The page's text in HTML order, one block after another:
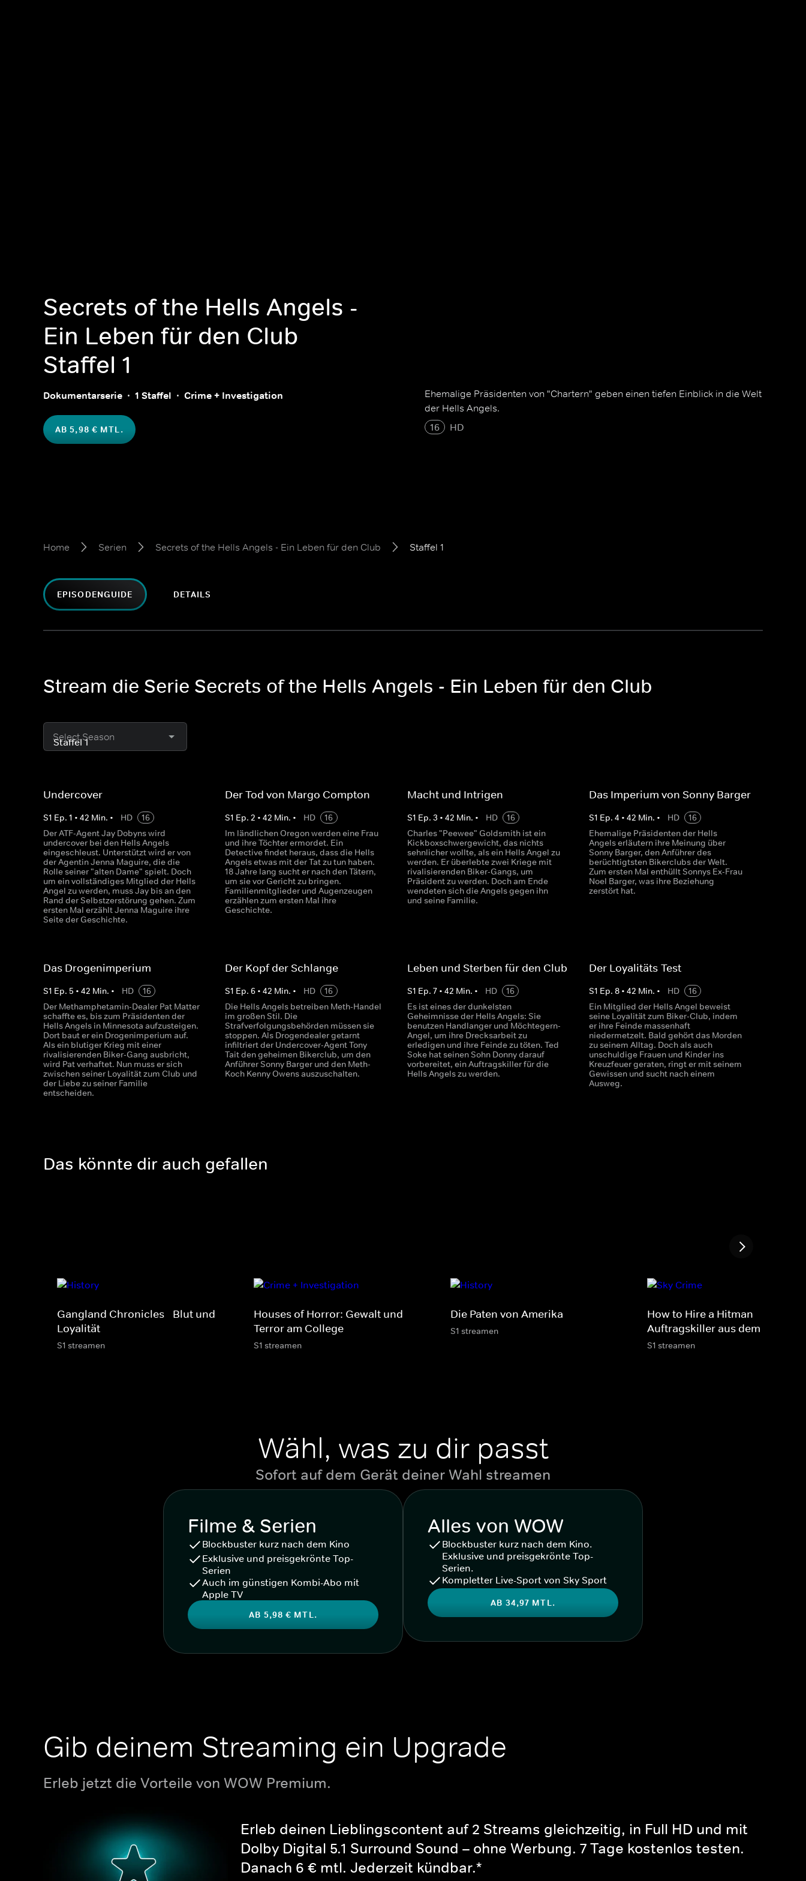
Secrets of the Hells Angels -
Ein Leben für den Club
Staffel 1
Dokumentarserie 1 Staffel Crime + Investigation
AB 5,98 € MTL.
Ehemalige Präsidenten von "Chartern" geben einen tiefen Einblick in die Welt
der Hells Angels.
16
HD
Home Serien Secrets of the Hells Angels - Ein Leben für den Club Staffel 1
EPISODENGUIDE DETAILS
Stream die Serie Secrets of the Hells Angels - Ein Leben für den Club
Select Season
Undercover
S1 Ep. 1 • 42 Min. • HD
16
Der ATF-Agent Jay Dobyns wird
undercover bei den Hells Angels
eingeschleust. Unterstützt wird er von
der Agentin Jenna Maguire, die die
Rolle seiner "alten Dame" spielt. Doch
um ein vollständiges Mitglied der Hells
Angel zu werden, muss Jay bis an den
Rand der Selbstzerstörung gehen. Zum
ersten Mal erzählt Jenna Maguire ihre
Seite der Geschichte.
Der Tod von Margo Compton
S1 Ep.2 •42 Min. • HD
16
Im ländlichen Oregon werden eine Frau
und ihre Töchter ermordet. Ein
Detective findet heraus, dass die Hells
Angels etwas mit der Tat zu tun haben.
18 Jahre lang sucht er nach den Tätern,
um sie vor Gericht zu bringen.
Familienmitglieder und Augenzeugen
erzählen zum ersten Mal ihre
Geschichte.
Macht und Intrigen
S1 Ep. 3 • 42 Min. • HD
16
Charles "Peewee" Goldsmith ist ein
Kickboxschwergewicht, das nichts
sehnlicher wollte, als ein Hells Angel zu
werden. Er überlebte zwei Kriege mit
rivalisierenden Biker-Gangs, um
Präsident zu werden. Doch am Ende
wendeten sich die Angels gegen ihn
und seine Familie.
Das Imperium von Sonny Barger
S1 Ep. 4 • 42 Min. • HD
16
Ehemalige Präsidenten der Hells
Angels erläutern ihre Meinung über
Sonny Barger, den Anführer des
berüchtigtsten Bikerclubs der Welt.
Zum ersten Mal enthüllt Sonnys Ex-Frau
Noel Barger, was ihre Beziehung
zerstört hat.
Das Drogenimperium
S1 Ep. 5 • 42 Min. • HD
16
Der Methamphetamin-Dealer Pat Matter
schaffte es, bis zum Präsidenten der
Hells Angels in Minnesota aufzusteigen.
Dort baut er ein Drogenimperium auf.
Als ein blutiger Krieg mit einer
rivalisierenden Biker-Gang ausbricht,
wird Pat verhaftet. Nun muss er sich
zwischen seiner Loyalität zum Club und
der Liebe zu seiner Familie
entscheiden.
Der Kopf der Schlange
S1 Ep.6 •42 Min. • HD
16
Die Hells Angels betreiben Meth-Handel
im großen Stil. Die
Strafverfolgungsbehörden müssen sie
stoppen. Als Drogendealer getarnt
infiltriert der Undercover-Agent Tony
Tait den geheimen Bikerclub, um den
Anführer Sonny Barger und den Meth-
Koch Kenny Owens auszuschalten.
Leben und Sterben für den Club
S1 Ep. 7• 42 Min. • HD
16
Es ist eines der dunkelsten
Geheimnisse der Hells Angels: Sie
benutzen Handlanger und Möchtegern-
Angel, um ihre Drecksarbeit zu
erledigen und ihre Feinde zu töten. Ted
Soke hat seinen Sohn Donny darauf
vorbereitet, ein Auftragskiller für die
Hells Angels zu werden.
Der Loyalitäts-Test
S1 Ep. 8• 42 Min. • HD
16
Ein Mitglied der Hells Angel beweist
seine Loyalität zum Biker-Club, indem
er ihre Feinde massenhaft
niedermetzelt. Bald gehört das Morden
zu seinem Alltag. Doch als auch
unschuldige Frauen und Kinder ins
Kreuzfeuer geraten, ringt er mit seinem
Gewissen und sucht nach einem
Ausweg.
Das könnte dir auch gefallen
Gangland Chronicles - Blut und
Loyalität
S1 streamen
Houses of Horror: Gewalt und
Terror am College
S1 streamen
Die Paten von Amerika
S1 streamen
How to Hire a Hitman -
Auftragskiller aus dem Darknet
S1 streamen
Wähl, was zu dir passt
Sofort auf dem Gerät deiner Wahl streamen
Filme & Serien
Blockbuster kurz nach dem Kino
Exklusive und preisgekrönte Top-
Serien
Auch im günstigen Kombi-Abo mit
Apple TV
AB 5,98 € MTL.
Alles von WOW
Blockbuster kurz nach dem Kino.
Exklusive und preisgekrönte Top-
Serien.
Kompletter Live-Sport von Sky Sport
AB 34,97 MTL.
Gib deinem Streaming ein Upgrade
Erleb jetzt die Vorteile von WOW Premium.
Erleb deinen Lieblingscontent auf 2 Streams gleichzeitig, in Full HD und mit
Dolby Digital 5.1 Surround Sound – ohne Werbung. 7 Tage kostenlos testen.
Danach 6 € mtl. Jederzeit kündbar.*